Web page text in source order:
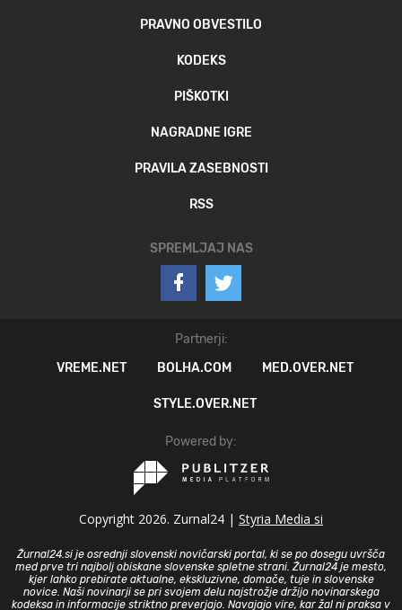
PRAVNO OBVESTILO
KODEKS
PIŠKOTKI
NAGRADNE IGRE
PRAVILA ZASEBNOSTI
RSS
SPREMLJAJ NAS
Partnerji:
VREME.NET
BOLHA.COM MED.OVER.NET
STYLE.OVER.NET
Powered by:
Copyright 2026. Zurnal24 | Styria Media si
Žurnal24.si je osrednji slovenski novičarski portal, ki se po dosegu uvršča
med prve tri najbolj obiskane slovenske spletne strani. Žurnal24 je mesto,
kjer lahko prebirate aktualne, ekskluzivne, domače, tuje in slovenske
novice. Naši novinarji se pri svojem delu najstrožje držijo novinarskega
kodeksa in informacije striktno preverjajo. Navajajo vire, kar žal ni praksa v